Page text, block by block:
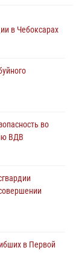
в Чебоксарах
во
ВДВ
в Первой